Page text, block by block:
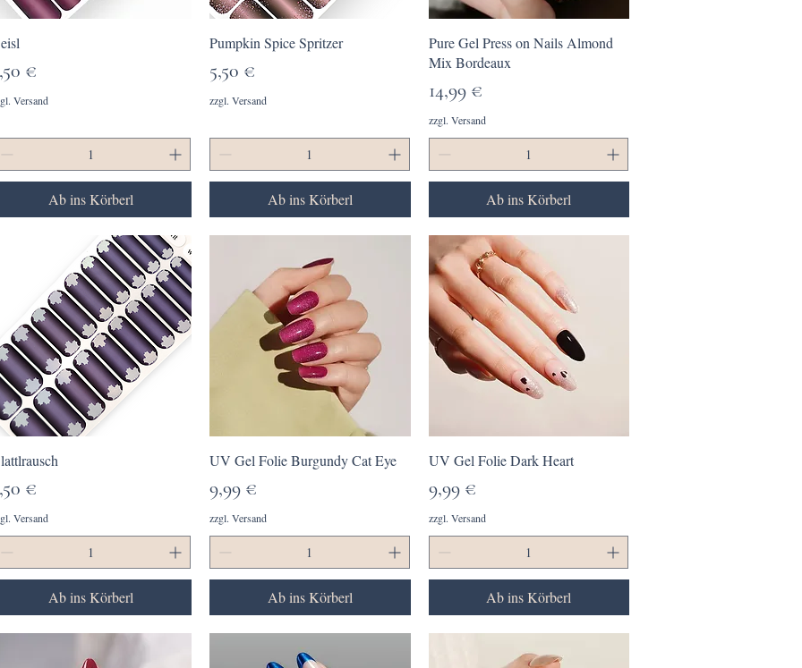
€
Versand
Ab ins Körberl
Schnellansicht
Pumpkin Spice Spritzer
Preis
5,50 €
zzgl. Versand
Ab ins Körberl
Schnellansicht
Pure Gel Press on Nails Almond
Mix Bordeaux
Preis
14,99 €
zzgl. Versand
Ab ins Körberl
Schnellansicht
€
Versand
Ab ins Körberl
Schnellansicht
UV Gel Folie Burgundy Cat Eye
Preis
9,99 €
zzgl. Versand
Ab ins Körberl
Schnellansicht
UV Gel Folie Dark Heart
Preis
9,99 €
zzgl. Versand
Ab ins Körberl